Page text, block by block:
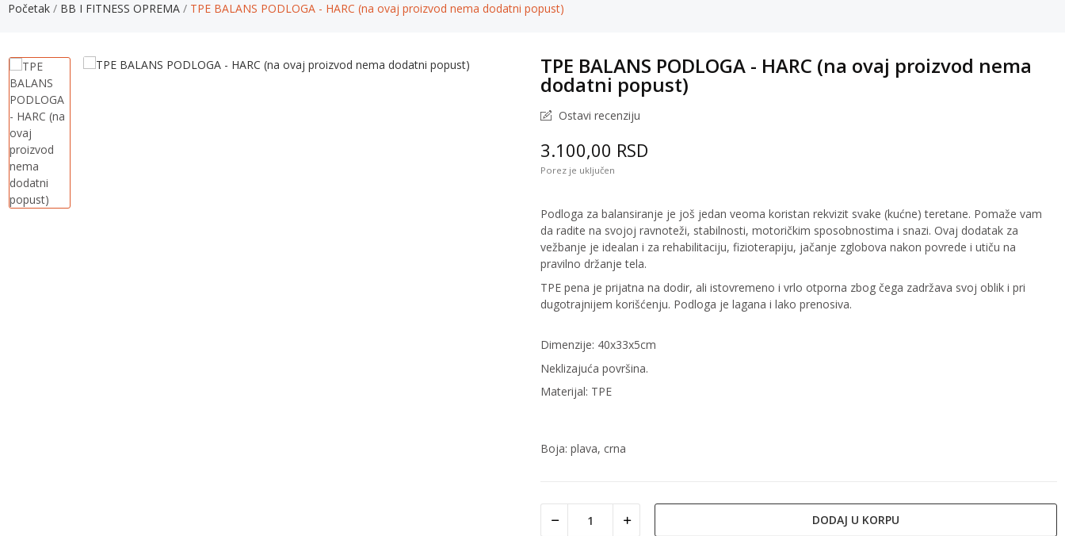
Početak BB I FITNESS OPREMA TPE BALANS PODLOGA - HARC (na ovaj proizvod nema dodatni popust)
TPE BALANS PODLOGA - HARC (na ovaj proizvod nema
dodatni popust)
Ostavi recenziju
3.100,00 RSD
Porez je uključen
Podloga za balansiranje je još jedan veoma koristan rekvizit svake (kućne) teretane. Pomaže vam
da radite na svojoj ravnoteži, stabilnosti, motoričkim sposobnostima i snazi. Ovaj dodatak za
vežbanje je idealan i za rehabilitaciju, fizioterapiju, jačanje zglobova nakon povrede i utiču na
pravilno držanje tela.
TPE pena je prijatna na dodir, ali istovremeno i vrlo otporna zbog čega zadržava svoj oblik i pri
dugotrajnijem korišćenju. Podloga je lagana i lako prenosiva.
Dimenzije: 40x33x5cm
Neklizajuća površina.
Materijal: TPE
Boja: plava, crna
DODAJ U KORPU